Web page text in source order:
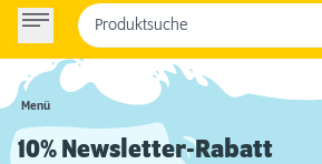
Menü
Produktsuche
10% Newsletter-Rabatt